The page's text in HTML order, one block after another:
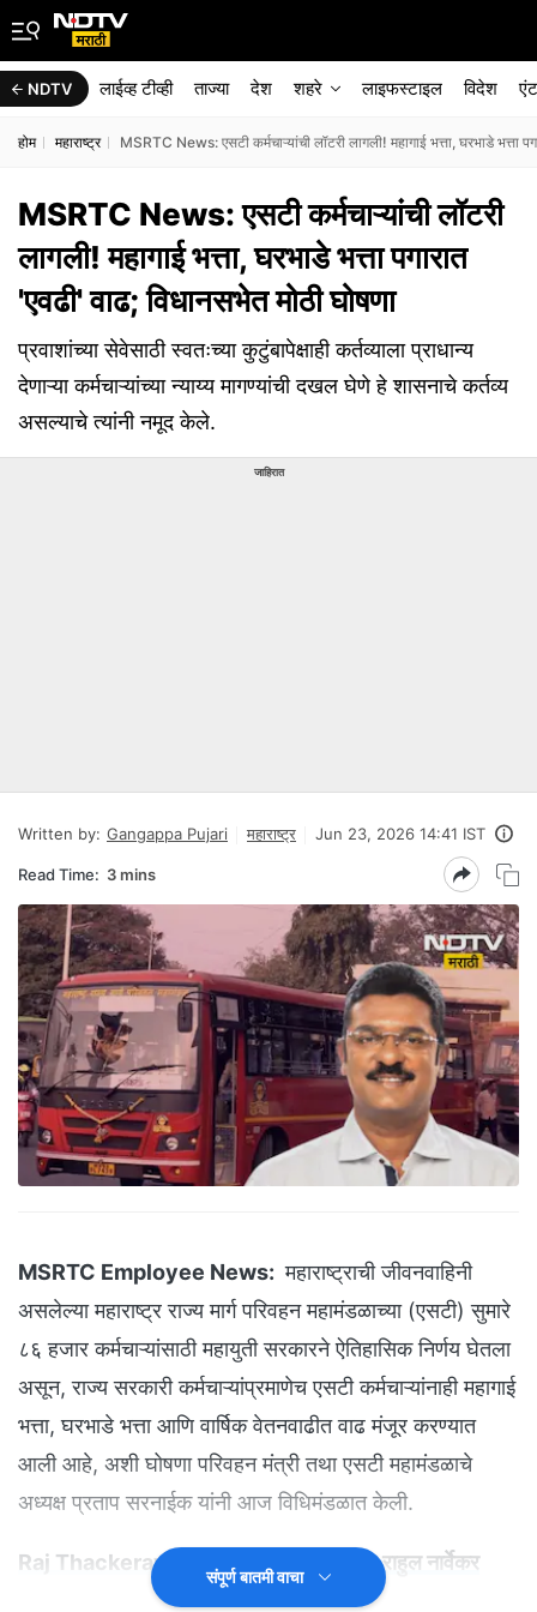
NDTV लाईव्ह टीव्ही ताज्या देश शहरे लाइफस्टाइल विदेश
होम महाराष्ट्र MSRTC News: एसटी कर्मचाऱ्यांची लॉटरी लागली! महागाई भत्ता, घरभाडे भत्ता
MSRTC News: एसटी कर्मचाऱ्यांची लॉटरी
लागली! महागाई भत्ता, घरभाडे भत्ता पगारात
'एवढी' वाढ; विधानसभेत मोठी घोषणा
प्रवाशांच्या सेवेसाठी स्वतःच्या कुटुंबापेक्षाही कर्तव्याला प्राधान्य
देणाऱ्या कर्मचाऱ्यांच्या न्याय्य मागण्यांची दखल घेणे हे शासनाचे कर्तव्य
असल्याचे त्यांनी नमूद केले.
जाहिरात
Written by: Gangappa Pujari महाराष्ट्र Jun 23, 2026 14:41 IST
Read Time: 3 mins
MSRTC Employee News: महाराष्ट्राची जीवनवाहिनी
असलेल्या महाराष्ट्र राज्य मार्ग परिवहन महामंडळाच्या (एसटी) सुमारे
८६ हजार कर्मचाऱ्यांसाठी महायुती सरकारने ऐतिहासिक निर्णय घेतला
असून, राज्य सरकारी कर्मचाऱ्यांप्रमाणेच एसटी कर्मचाऱ्यांनाही महागाई
भत्ता, घरभाडे भत्ता आणि वार्षिक वेतनवाढीत वाढ मंजूर करण्यात
आली आहे, अशी घोषणा परिवहन मंत्री तथा एसटी महामंडळाचे
अध्यक्ष प्रताप सरनाईक यांनी आज विधिमंडळात केली.
Raj Thackeray: 'दीनानाथ'ऐवजी 'दीनदयाल', राहुल नार्वेकर
गडबडले, राज ठाकरे संतापले, खरमरीत पोस्ट VIRAL
संपूर्ण बातमी वाचा